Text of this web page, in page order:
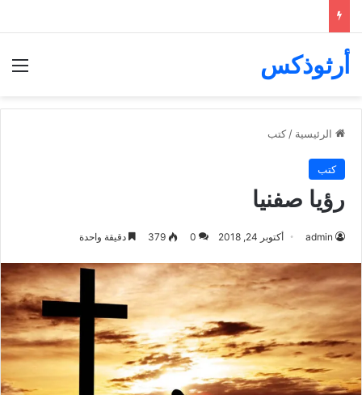
أرثوذكس
الرئيسية / كتب
كتب
رؤيا صفنيا
admin أكتوبر 24, 2018 0
379 دقيقة واحدة